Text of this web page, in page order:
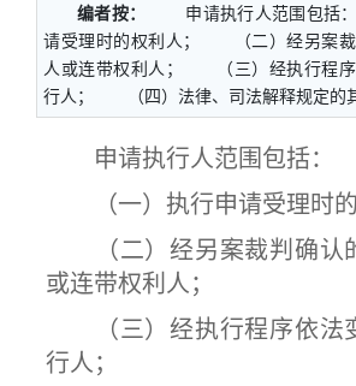
编者按：
申请执行人范围包括
请受理时的权利人； （二）经另案裁
人或连带权利人； （三）经执行程序
行人； （四）法律、司法解释规定的其
申请执行人范围包括：
（一）执行申请受理时的
（二）经另案裁判确认
或连带权利人；
（三）经执行程序依法
行人；